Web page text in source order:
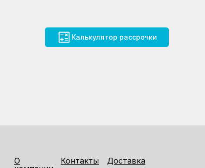
Калькулятор рассрочки
О
Контакты Доставка